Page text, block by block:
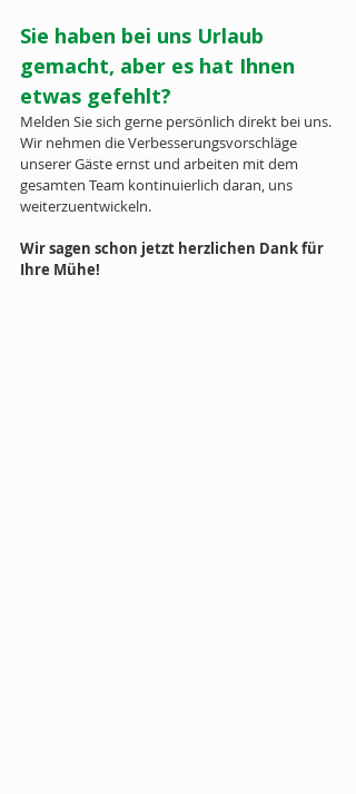
Sie haben bei uns Urlaub
gemacht, aber es hat Ihnen
etwas gefehlt?
Melden Sie sich gerne persönlich direkt bei uns.
Wir nehmen die Verbesserungsvorschläge
unserer Gäste ernst und arbeiten mit dem
gesamten Team kontinuierlich daran, uns
weiterzuentwickeln.
Wir sagen schon jetzt herzlichen Dank für
Ihre Mühe!